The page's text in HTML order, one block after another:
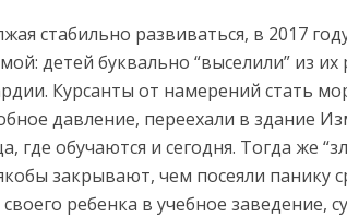
стабильно развиваться, в 2017
детей буквально “выселили” из
Курсанты от намерений стать
давление, переехали в здание
где обучаются и сегодня. Тогда же
закрывают, чем посеяли панику
ребенка в учебное заведение,